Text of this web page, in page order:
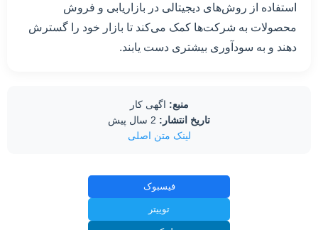
استفاده از روش‌های دیجیتالی در بازاریابی و فروش
محصولات به شرکت‌ها کمک می‌کند تا بازار خود را گسترش
دهند و به سودآوری بیشتری دست یابند.
منبع: اگهی کار
تاریخ انتشار:
لینک متن اصلی
فیسبوک
توییتر